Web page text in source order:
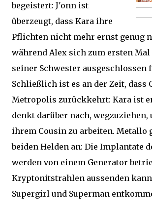
begeistert: J'onn ist
überzeugt, dass Kara ihre
Pflichten nicht mehr ernst genug
während Alex sich zum ersten Mal
seiner Schwester ausgeschlossen
Schließlich ist es an der Zeit, dass
Metropolis zurückkehrt: Kara ist
denkt darüber nach,
ihrem Cousin zu arbeiten. Metallo
beiden Helden an: Die Implantate
werden von einem Generator
Kryptonitstrahlen aussenden
Supergirl und Superman